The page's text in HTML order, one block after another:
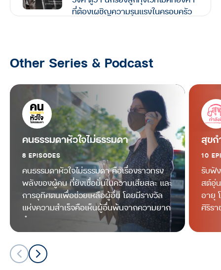
ที่ต้องเผชิญความรุนแรงในครอบครัว
มนุษย์ต่างวัย Talk กับ ประสาน อิง
ยานนท์ “หนุ่มเมืองจันท์” ประสบการณ์
ทุกช่วงวัยล้วนมีความหมาย
มนุษย์ต่างวัย TALK
มนุษย์ต่างวัย Talk กับ ประสาน อิง
คนันท์ EP.10 : คุยกับ อ้อม-สุนิสา สุข
บุญสังข์ นิยามความสำเร็จเมื่อเติบโต
ขึ้น และเคล็ดลับ ‘วิชาใจเบา’ เพื่อ
เตรียมรับมือกับความเครียด
มนุษย์ต่างวัย TALK
มนุษย์ต่างวัย Talk กับ ประสาน อิง
คนันท์ EP.9 : คุยกับ นุ่น-ศิรพันธ์ และ
Other Series & Podcast
คนธรรมดาหัวใจไม่ธรรมดา
8 EPISODES
คนธรรมดาหัวใจไม่ธรรมดา คือเรื่องราวทรง
พลังของผู้คน ที่ยังเชื่อมั่นในความเสียสละ และ
การอุทิศตนเพื่อช่วยเหลือผู้อื่น โดยมีรางวัล
แห่งความสำเร็จคือเห็นผู้อื่นพ้นจากความยาก
ลำบาก
สุขก
10
รับฟั
สต์อุ่
อายุ
ศิริรา